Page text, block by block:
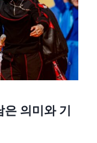
은 의미와 기